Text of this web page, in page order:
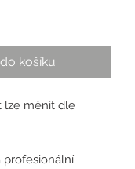
košíku
lze měnit dle
profesionální